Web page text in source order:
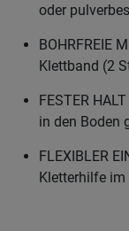
oder
BOHRFREIE
Klettband (2
FESTER
in den Boden
FLEXIBLER
Kletterhilfe